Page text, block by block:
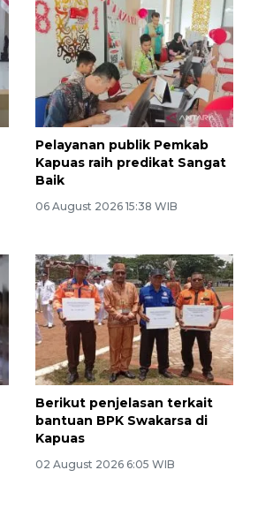
Pelayanan publik Pemkab
Kapuas raih predikat Sangat
Baik
06 August 2026 15:38 WIB
Berikut penjelasan terkait
bantuan BPK Swakarsa di
Kapuas
02 August 2026 6:05 WIB